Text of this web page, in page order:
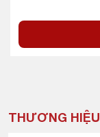
THƯƠNG HIỆU